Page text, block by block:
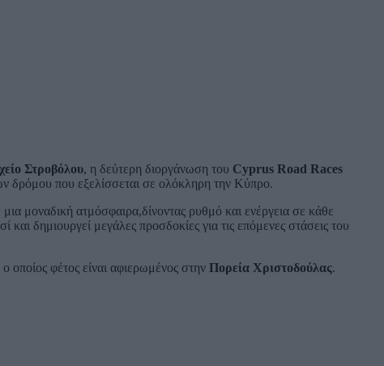
Στροβόλου, η δεύτερη διοργάνωση του Cyprus Road Races
δρόμου που εξελίσσεται σε ολόκληρη την Κύπρο.
μοναδική ατμόσφαιρα,δίνοντας ρυθμό και ενέργεια σε κάθε
δημιουργεί μεγάλες προσδοκίες για τις επόμενες στάσεις του
ο οποίος φέτος είναι αφιερωμένος στην Πορεία Χριστοδούλας.